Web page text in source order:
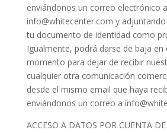
enviándonos un correo electrónico a
info@whitecenter.com y
tu documento de identidad como
Igualmente, podrá darse de baja en
momento para dejar de recibir
cualquier otra comunicación
desde el mismo email que haya
enviándonos un correo a
ACCESO A DATOS POR CUENTA DE